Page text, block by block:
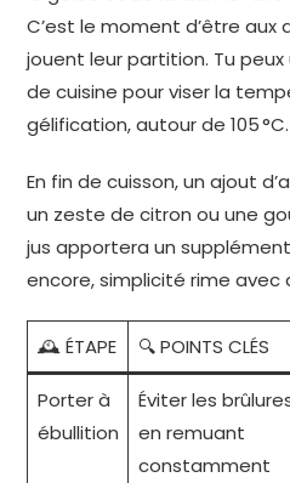
C’est le moment d’être aux
jouent leur partition. Tu
de cuisine pour viser la
gélification, autour de 105 °C.
En fin de cuisson, un ajout
un zeste de citron ou une
jus apportera un
encore, simplicité rime avec
🕰️ ÉTAPE 🔍 POINTS CLÉS
Porter à
ébullition
Éviter les
en remuant
constamment